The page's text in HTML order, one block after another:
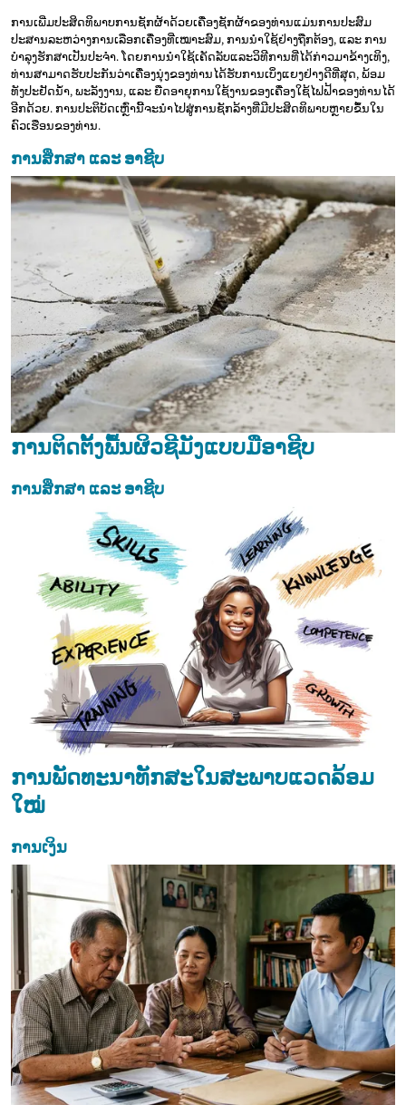
ການເພີ່ມປະສິດທິພາບການຊັກຜ້າດ້ວຍເຄື່ອງຊັກຜ້າຂອງທ່ານແມ່ນການປະສົມ
ປະສານລະຫວ່າງການເລືອກເຄື່ອງທີ່ເໝາະສົມ, ການນໍາໃຊ້ຢ່າງຖືກຕ້ອງ, ແລະ ການ
ບໍາລຸງຮັກສາເປັນປະຈໍາ. ໂດຍການນໍາໃຊ້ເຄັດລັບແລະວິທີການທີ່ໄດ້ກ່າວມາຂ້າງເທິງ,
ທ່ານສາມາດຮັບປະກັນວ່າເຄື່ອງນຸ່ງຂອງທ່ານໄດ້ຮັບການເບິ່ງແຍງຢ່າງດີທີ່ສຸດ, ພ້ອມ
ທັງປະຢັດນໍ້າ, ພະລັງງານ, ແລະ ຍືດອາຍຸການໃຊ້ງານຂອງເຄື່ອງໃຊ້ໄຟຟ້າຂອງທ່ານໄດ້
ອີກດ້ວຍ. ການປະຕິບັດເຫຼົ່ານີ້ຈະນໍາໄປສູ່ການຊັກລ້າງທີ່ມີປະສິດທິພາບຫຼາຍຂຶ້ນໃນ
ຄົວເຮືອນຂອງທ່ານ.
ການສຶກສາ ແລະ ອາຊີບ
ການຕິດຕັ້ງພື້ນຜິວຊີມັງແບບມືອາຊີບ
ການສຶກສາ ແລະ ອາຊີບ
ການພັດທະນາທັກສະໃນສະພາບແວດລ້ອມ
ໃໝ່
ການເງິນ